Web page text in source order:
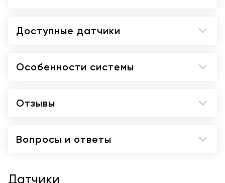
Доступные датчики
Особенности системы
Отзывы
Вопросы и ответы
Датчики